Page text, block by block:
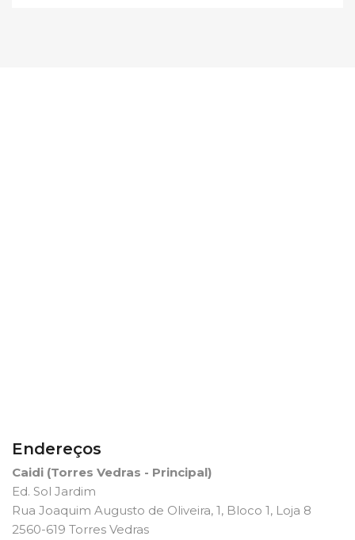
Endereços
Caidi (Torres Vedras - Principal)
Ed. Sol Jardim
Rua Joaquim Augusto de Oliveira, 1, Bloco 1, Loja 8
2560-619 Torres Vedras